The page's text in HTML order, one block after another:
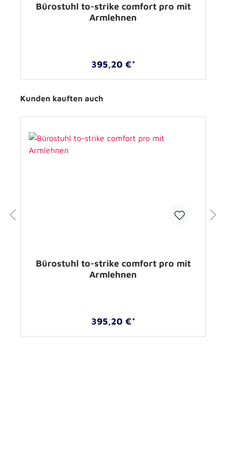
Bürostuhl to-strike comfort pro mit
Armlehnen
395,20 €*
Kunden kauften auch
Bürostuhl to-strike comfort pro mit
Armlehnen
395,20 €*